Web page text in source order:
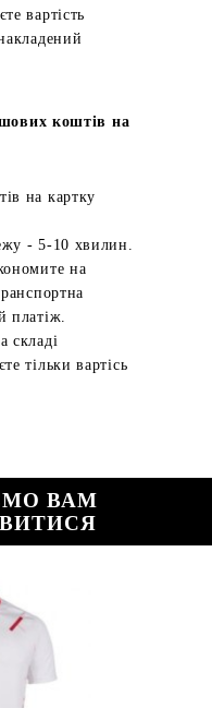
вартість
коштів на
на картку
- 5-10 хвилин.
на
платіж.
складі
тільки вартісь
ВАМ